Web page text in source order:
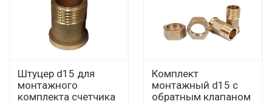
Штуцер d15 для
монтажного
комплекта счетчика
Комплект
монтажный d15 с
обратным клапаном